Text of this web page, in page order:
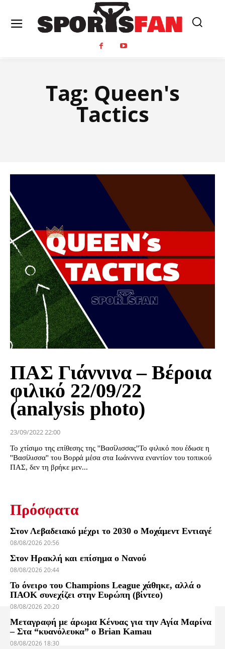
Tag: Queen's
Tactics
ΠΑΣ Γιάννινα – Βέροια
φιλικό 22/09/22
(analysis photo)
23/09/2022 22:00
Το χτίσιμο της επίθεσης της ''Βασίλισσας''Το φιλικό που έδωσε η
''Βασίλισσα'' του Βορρά μέσα στα Ιωάννινα εναντίον του τοπικού
ΠΑΣ, δεν τη βρήκε μεν...
Πρόσφατα
Στον Λεβαδειακό μέχρι το 2030 ο Μοχάμεντ Εντιαγέ
08/08/2026 20:56
Στον Ηρακλή και επίσημα ο Νανού
08/08/2026 20:44
Το όνειρο του Champions League χάθηκε, αλλά ο
ΠΑΟΚ συνεχίζει στην Ευρώπη (βίντεο)
08/08/2026 20:20
Μεταγραφή με άρωμα Κένυας για την Αγία Μαρίνα
– Στα “κυανόλευκα” ο Brian Kamau
08/08/2026 18:30